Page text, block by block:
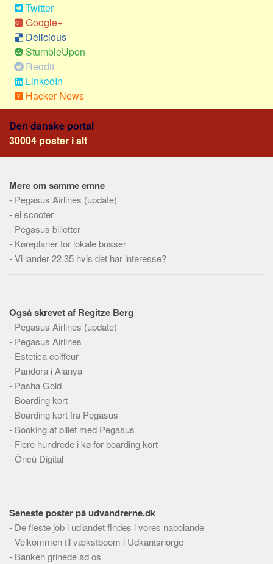
Transport
Alle
Aspekter
Køb og salg
Økonomi
Jura og regler
Skatter og afgifter
Statistik
Alle
Meta
Dokumenttyper
Emner
Skribenter
Kilder
Om
Webstedet
Forhistorien
Redigering
Tekstannoncer
Bannere
Hjælp
Twitter
Google+
Delicious
StumbleUpon
Reddit
LinkedIn
Hacker News
Den danske portal
30004 poster i alt
Mere om samme emne
- Pegasus Airlines (update)
-el scooter
- Pegasus billetter
- Køreplaner for lokale busser
-Vi lander 22.35 hvis det har interesse?
Også skrevet af Regitze Berg
- Pegasus Airlines (update)
- Pegasus Airlines
- Estetica coiffeur
- Pandora i Alanya
- Pasha Gold
- Boarding kort
- Boarding kort fra Pegasus
- Booking af billet med Pegasus
- Flere hundrede i kø for boarding kort
-Öncü Digital
Seneste poster på udvandrerne.dk
- De fleste job i udlandet findes i vores nabolande
-Velkommen til vækstboom i Udkantsnorge
- Banken grinede ad os